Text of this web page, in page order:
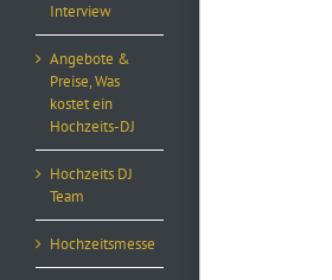
Interview
Angebote &
Preise, Was
kostet ein
Hochzeits-DJ
Hochzeits DJ
Team
Hochzeitsmesse